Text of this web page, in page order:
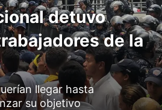
detuvo
de la
llegar hasta
su objetivo